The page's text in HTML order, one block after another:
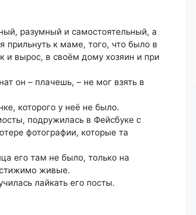
разумный и самостоятельный, а
прильнуть к маме, того, что было в
и вырос, в своём дому хозяин и при
он – плачешь, – не мог взять в
которого у неё не было.
подружилась в Фейсбуке с
фотографии, которые та
его там не было, только на
живые.
лайкать его посты.